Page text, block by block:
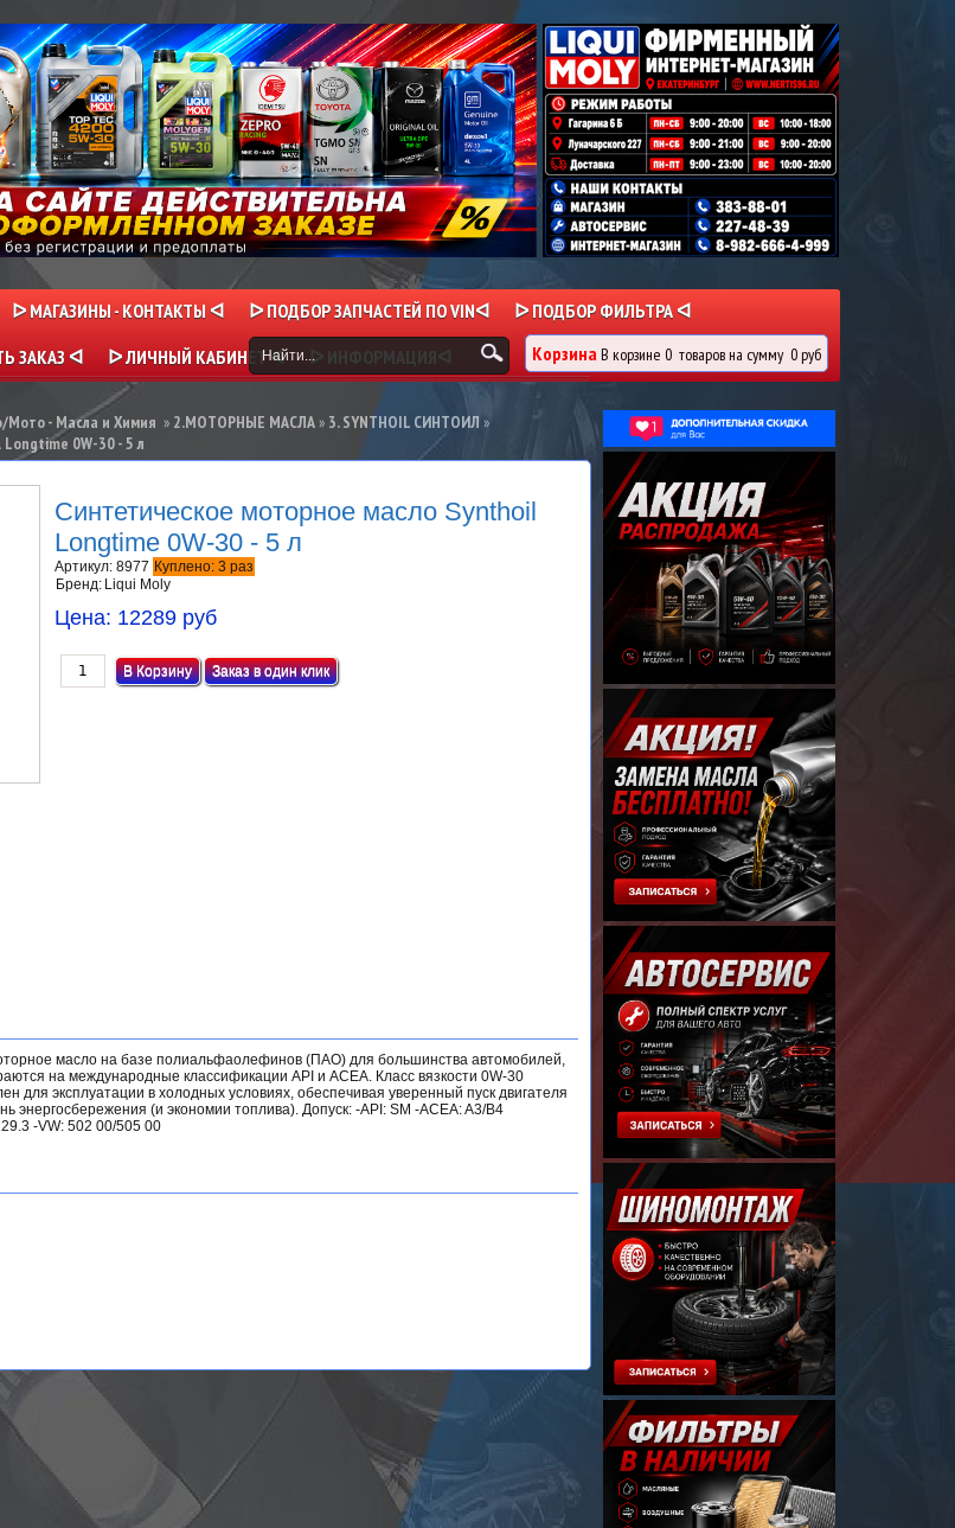
ᐅ МАГАЗИНЫ - КОНТАКТЫ ᐊ ᐅ ПОДБОР ЗАПЧАСТЕЙ ПО VINᐊ
ᐅ ПОДБОР ФИЛЬТРА ᐊ
ЗАКАЗ ᐊ ᐅ ЛИЧНЫЙ КАБИНЕТ ᐊ ᐅ ИНФОРМАЦИЯᐊ Корзина В корзине 0 товаровна сумму 0 руб
Мото - Масла и Химия » 2.МОТОРНЫЕ МАСЛА» 3. SYNTHOIL СИНТОИЛ »
0W-30 - 5 л
Синтетическое моторное масло Synthoil
Longtime 0W-30 - 5 л
Артикул: 8977 Куплено: 3 раз
Бренд: Liqui Moly
Цена: 12289 руб
Заказ в один клик
масло на базе полиальфаолефинов (ПАО) для большинства автомобилей,
на международные классификации API и ACEA. Класс вязкости 0W-30
для эксплуатации в холодных условиях, обеспечивая уверенный пуск двигателя
энергосбережения (и экономии топлива). Допуск: -API: SM -ACEA: A3/B4
-VW: 502 00/505 00